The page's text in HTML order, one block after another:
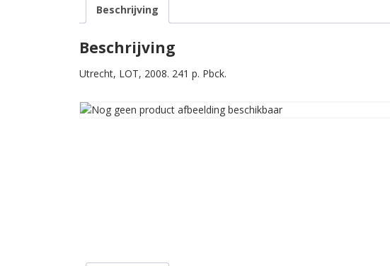
Beschrijving
Beschrijving
Utrecht, LOT, 2008. 241 p. Pbck.